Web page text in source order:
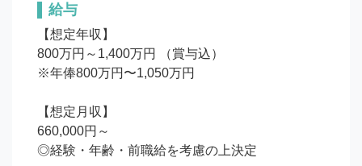
給与
【想定年収】
800万円～1,400万円 （賞与込）
※年俸800万円〜1,050万円
【想定月収】
660,000円～
◎経験・年齢・前職給を考慮の上決定